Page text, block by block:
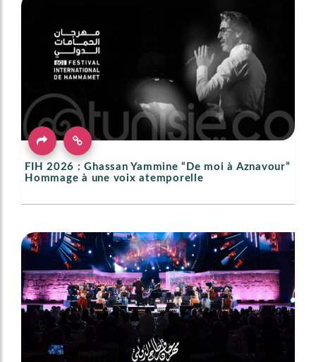
FIH 2026 : Ghassan Yammine “De moi à Aznavour”
Hommage à une voix atemporelle